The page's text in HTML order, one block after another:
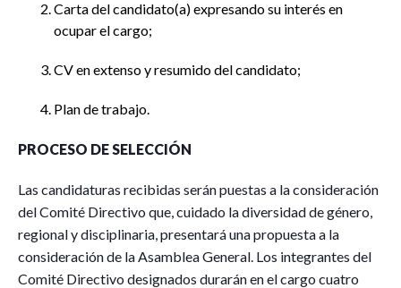
Carta del candidato(a) expresando su interés en
ocupar el cargo;
CV en extenso y resumido del candidato;
Plan de trabajo.
PROCESO DE SELECCIÓN
Las candidaturas recibidas serán puestas a la consideración
del Comité Directivo que, cuidado la diversidad de género,
regional y disciplinaria, presentará una propuesta a la
consideración de la Asamblea General. Los integrantes del
Comité Directivo designados durarán en el cargo cuatro